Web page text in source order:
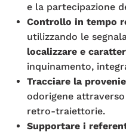
e la partecipazione
Controllo in tempo
utilizzando le
localizzare e
inquinamento,
Tracciare la
odorigene
retro-traiettorie.
Supportare i